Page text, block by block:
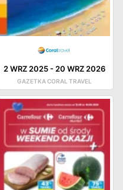
2 WRZ 2025- 20 WRZ 2026
GAZETKA CORAL TRAVEL